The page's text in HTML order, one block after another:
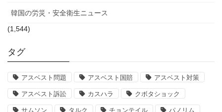
韓国の労災・安全衛生ニュース
(1,544)
タグ
アスベスト問題 アスベスト国賠 アスベスト対策
アスベスト訴訟 カスハラ クボタショック
サムソン タルク チョンテイル パノリム